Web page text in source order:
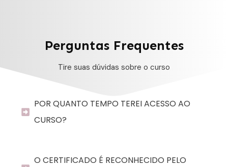
Perguntas Frequentes
Tire suas dúvidas sobre o curso
POR QUANTO TEMPO TEREI ACESSO AO
CURSO?
O CERTIFICADO É RECONHECIDO PELO